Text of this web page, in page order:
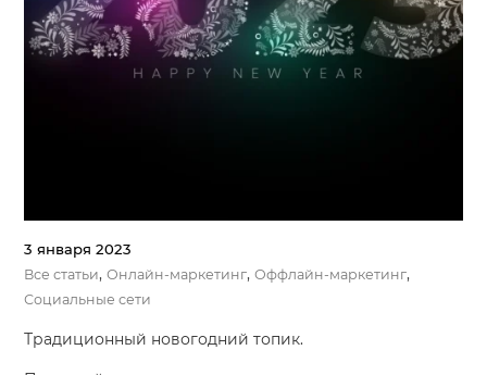
3 января 2023
Все статьи,Онлайн-маркетинг,Оффлайн-маркетинг,
Социальные сети
Традиционный новогодний топик.